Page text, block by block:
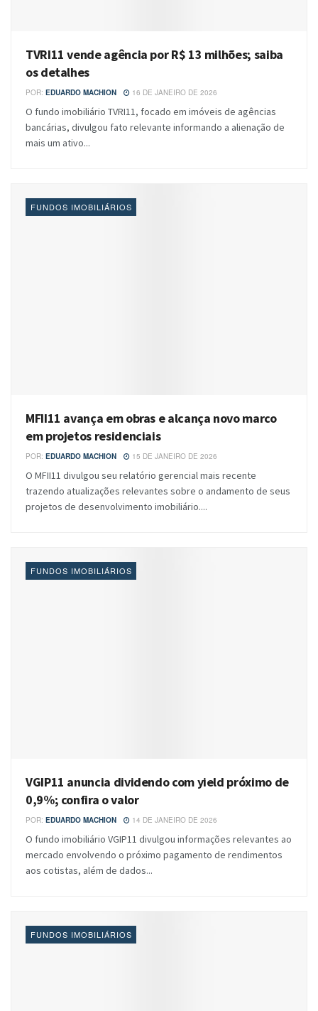
TVRI11 vende agência por R$ 13 milhões; saiba
os detalhes
POR: EDUARDO MACHION 16 DE JANEIRO DE 2026
O fundo imobiliário TVRI11, focado em imóveis de agências
bancárias, divulgou fato relevante informando a alienação de
mais um ativo...
FUNDOS IMOBILIÁRIOS
MFII11 avança em obras e alcança novo marco
em projetos residenciais
POR: EDUARDO MACHION 15 DE JANEIRO DE 2026
O MFII11 divulgou seu relatório gerencial mais recente
trazendo atualizações relevantes sobre o andamento de seus
projetos de desenvolvimento imobiliário....
FUNDOS IMOBILIÁRIOS
VGIP11 anuncia dividendo com yield próximo de
0,9%; confira o valor
POR: EDUARDO MACHION 14 DE JANEIRO DE 2026
O fundo imobiliário VGIP11 divulgou informações relevantes ao
mercado envolvendo o próximo pagamento de rendimentos
aos cotistas, além de dados...
FUNDOS IMOBILIÁRIOS